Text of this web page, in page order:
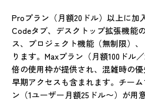
Proプラン（月額20ドル）以上に加
Codeタブ、デスクトップ拡張機能
ス、プロジェクト機能（無制限）
ります。Maxプラン（月額100ドル
倍の使用枠が提供され、混雑時の
早期アクセスも含まれます。チー
ン（1ユーザー月額25ドル〜）が用